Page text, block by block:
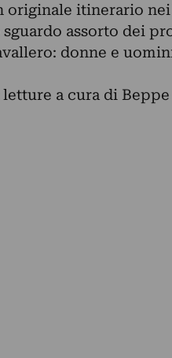
originale itinerario
sguardo assorto dei
donne e
a cura di